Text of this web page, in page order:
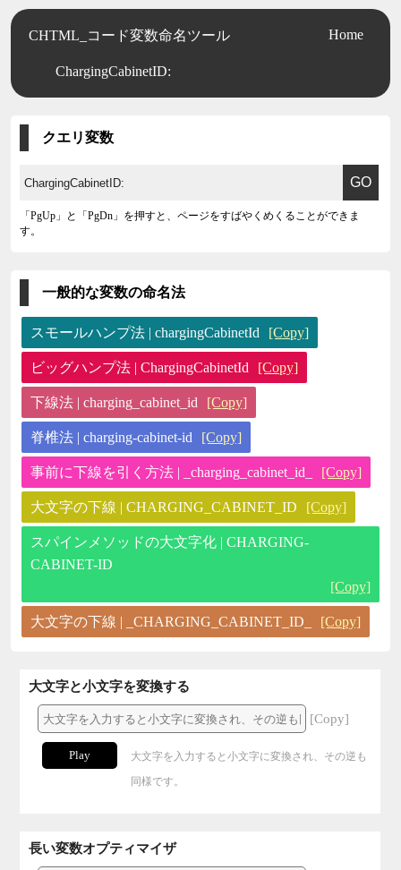
CHTML_コード変数命名ツール
ChargingCabinetID:
Home
クエリ変数
「PgUp」と「PgDn」を押すと、ページをすばやくめくることができま
す。
一般的な変数の命名法
スモールハンプ法 | chargingCabinetId [Copy]
ビッグハンプ法 | ChargingCabinetId [Copy]
下線法 | charging_cabinet_id [Copy]
脊椎法 | charging-cabinet-id [Copy]
事前に下線を引く方法 | _charging_cabinet_id_ [Copy]
大文字の下線 | CHARGING_CABINET_ID [Copy]
スパインメソッドの大文字化 | CHARGING-
CABINET-ID
[Copy]
大文字の下線 | _CHARGING_CABINET_ID_ [Copy]
大文字と小文字を変換する
[Copy]
Play
大文字を入力すると小文字に変換され、その逆も
同様です。
長い変数オプティマイザ